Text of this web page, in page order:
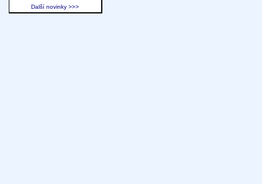
Další novinky >>>